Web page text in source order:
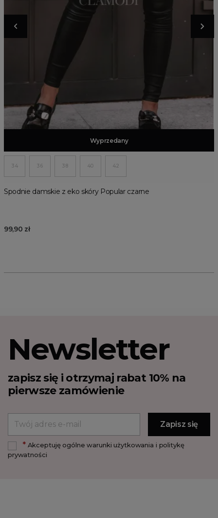
Dodaj do koszyka
Wyprzedany
34 36 38 40 42
Spodnie damskie z eko skóry Popular czarne
99,90 zł
Newsletter
zapisz się i otrzymaj rabat 10% na
pierwsze zamówienie
*Akceptuję ogólne warunki użytkowania i politykę
prywatności